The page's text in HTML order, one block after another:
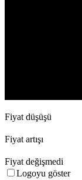
Fiyat düşüşü
Fiyat artışı
Fiyat değişmedi
Logoyu göster